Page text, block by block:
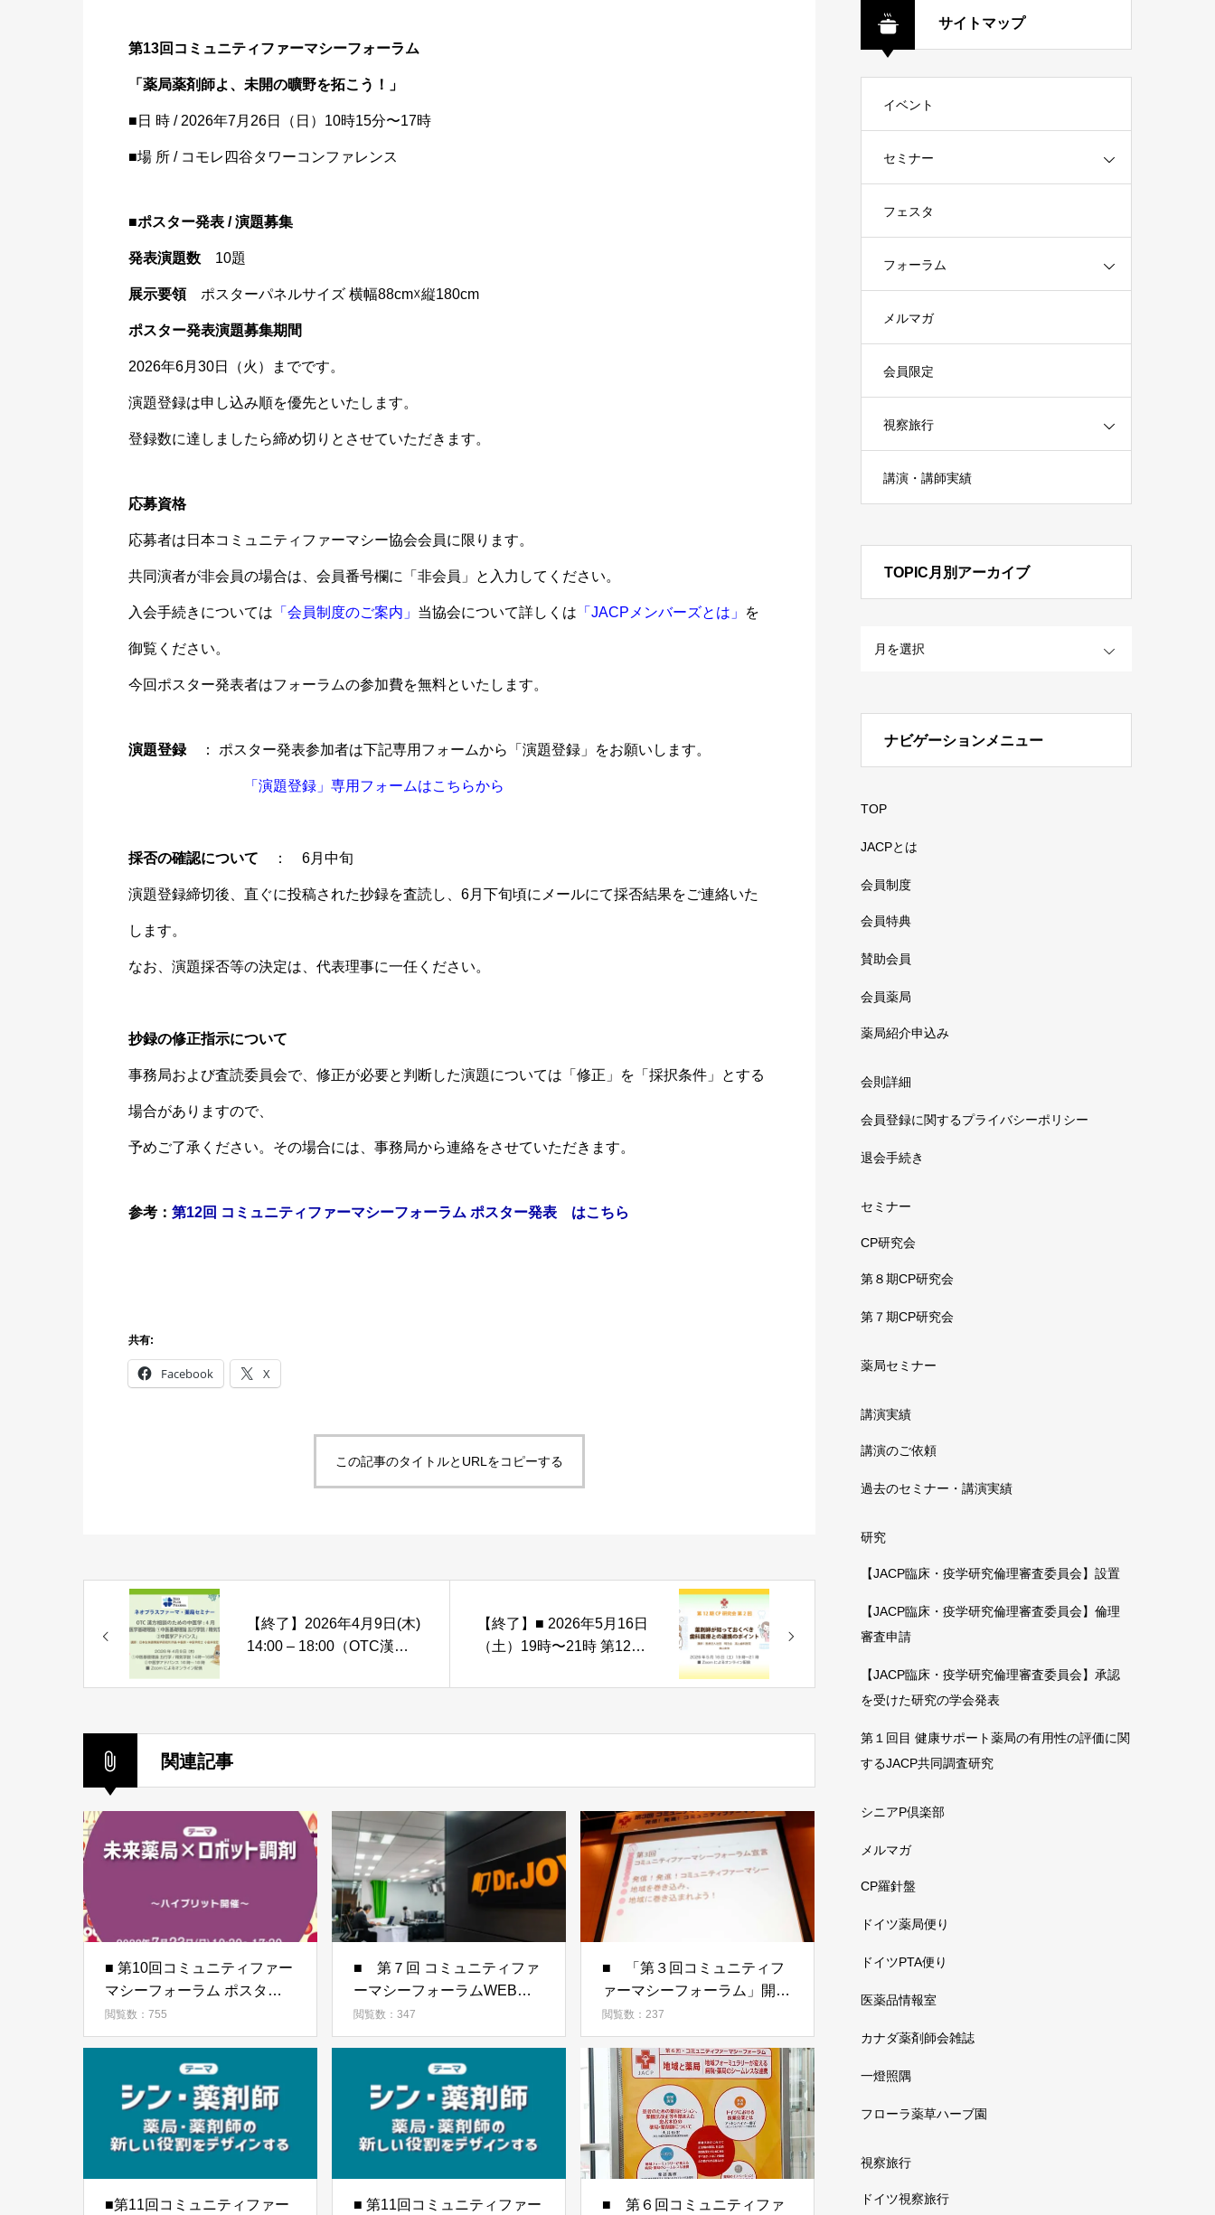
第13回コミュニティファーマシーフォーラム
「薬局薬剤師よ、未開の曠野を拓こう！」
■日 時 / 2026年7月26日（日）10時15分〜17時
■場 所 / コモレ四谷タワーコンファレンス
■ポスター発表 / 演題募集
発表演題数 10題
展示要領ポスターパネルサイズ 横幅88cm☓縦180cm
ポスター発表演題募集期間
2026年6月30日（火）までです。
演題登録は申し込み順を優先といた します。
登録数に達しましたら締め切りとさせていただきます。
応募資格
応募者は 日本コミ ュニティ ファーマシー協会会員に限 ります。
共同演者が非会員の場合は 、会員番号欄に「 非会員」 と入力してくださ い。
入会手続きについては 「会員制度のご案内」 当協会について詳しくは 「JACPメ ンバーズとは」 を
御覧ください。
今回ポス ター発表者はフォーラムの参加費を無料といたします。
演題登録 ： ポスター発表参加者は下記専用フォー ムから「 演題登録 」をお願いします。
「演題登録」専用 フォームはこちらから
採否の確認について ： 6月中旬
演題登録締切後、 直ぐに投稿された抄録を査読し、6月下旬頃にメールにて採否結果をご連絡いた
します。
なお、演題採否等の決定は 、代表理事に一任 ください。
抄録の修正指示について
事務局および査読委員会で、修正が必要と判 断した演題については「修正」を「 採択条件 」とする
場合があ りますので、
予めご了承くださ い。その場合には 、事務局から連絡をさせていただき ます。
参考： 第12回 コミュニティファーマシーフォーラム ポスター発表 はこちら
共有:
Facebook X
この記事のタイトルとURLをコピーする
【終了】2026年4月9日(木)
14:00 – 18:00（OTC漢方
「①中医基礎理論 五行学
バンス」
【終了】■ 2026年5月16日
（土）19時〜21時 第12期
が知っておくべき歯科医療
関連記事
■ 第10回コミュニティファー
マシーフォーラム ポスター
発表演題募集
閲覧数：755
■ 第７回 コミュニティファ
ーマシーフォーラムWEBご
報告
閲覧数：347
■ 「第３回コミュニティフ
ァーマシーフォーラム」開催
報告
閲覧数：237
■第11回コミュニティファー ■ 第11回コミュニティファー ■ 第６回コミュニティファ
サイトマップ
イベント
セミナー
フェスタ
フォーラム
メルマガ
会員限定
視察旅行
講演・講師実績
TOPIC月別アーカイブ
ナビゲーションメニュー
TOP
JACPとは
会員制度
会員特典
賛助会員
会員薬局
薬局紹介申込み
会則詳細
会員登録に関するプライバシーポリシー
退会手続き
セミナー
CP研究会
第８期CP研究会
第７期CP研究会
薬局セミナー
講演実績
講演のご依頼
過去のセミナー・講演実績
研究
【JACP臨床・疫学研究倫理審査委員会】設置
【JACP臨床・疫学研究倫理審査委員会】倫理
審査申請
【JACP臨床・疫学研究倫理審査委員会】承認
を受けた研究の学会発表
第１回目 健康サポート薬局の有用性の評価に関
するJACP共同調査研究
シニアP倶楽部
メルマガ
CP羅針盤
ドイツ薬局便り
ドイツPTA便り
医薬品情報室
カナダ薬剤師会雑誌
一燈照隅
フローラ薬草ハーブ園
視察旅行
ドイツ視察旅行